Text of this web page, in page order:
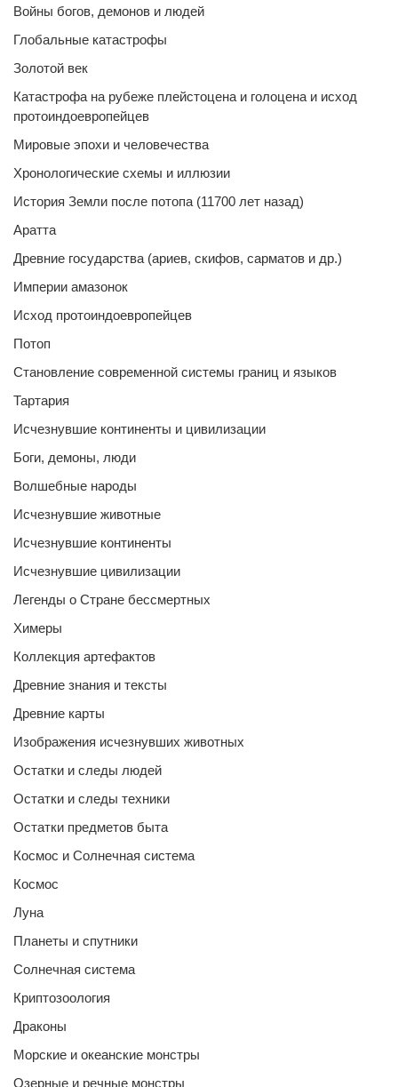
Войны богов, демонов и людей
Глобальные катастрофы
Золотой век
Катастрофа на рубеже плейстоцена и голоцена и исход
протоиндоевропейцев
Мировые эпохи и человечества
Хронологические схемы и иллюзии
История Земли после потопа (11700 лет назад)
Аратта
Древние государства (ариев, скифов, сарматов и др.)
Империи амазонок
Исход протоиндоевропейцев
Потоп
Становление современной системы границ и языков
Тартария
Исчезнувшие континенты и цивилизации
Боги, демоны, люди
Волшебные народы
Исчезнувшие животные
Исчезнувшие континенты
Исчезнувшие цивилизации
Легенды о Стране бессмертных
Химеры
Коллекция артефактов
Древние знания и тексты
Древние карты
Изображения исчезнувших животных
Остатки и следы людей
Остатки и следы техники
Остатки предметов быта
Космос и Солнечная система
Космос
Луна
Планеты и спутники
Солнечная система
Криптозоология
Драконы
Морские и океанские монстры
Озерные и речные монстры